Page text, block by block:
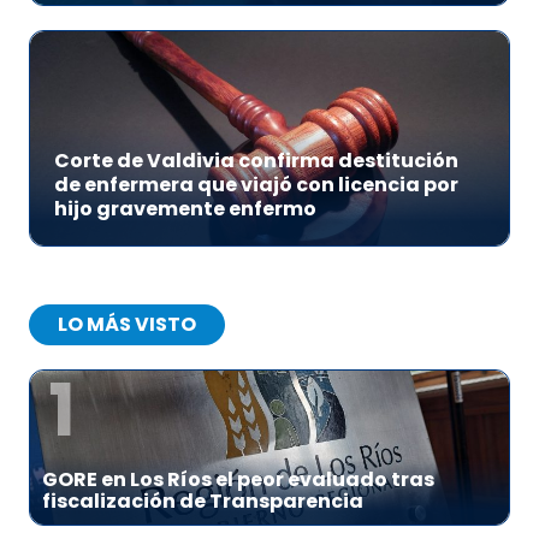
Corte de Valdivia confirma destitución
de enfermera que viajó con licencia por
hijo gravemente enfermo
LO MÁS VISTO
1
GORE en Los Ríos el peor evaluado tras
fiscalización de Transparencia